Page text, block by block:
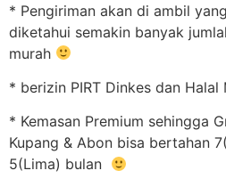
* Pengiriman akan di ambil
diketahui semakin banyak
murah
* berizin PIRT Dinkes dan Halal
* Kemasan Premium sehingga
Kupang & Abon bisa bertahan
5(Lima) bulan